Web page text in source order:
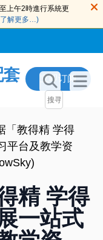
上午2時進行系統更
解更多…)
套
立即订阅
「教得精 学得
平台及教学资
精 学得
一站式